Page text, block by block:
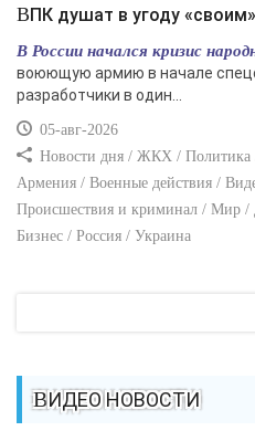
ВПК душат в угоду
В России начался кризис
воюющую армию в начале
разработчики в один...
05-авг-2026
Новости дня / ЖКХ / Политика
Армения / Военные действия /
Происшествия и криминал / Мир
Бизнес / Россия / Украина
ВИДЕО НОВОСТИ